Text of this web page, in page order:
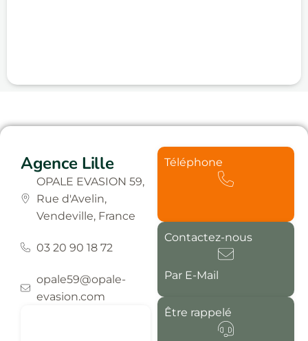
Agence Lille
OPALE EVASION 59,
Rue d'Avelin,
Vendeville, France
03 20 90 18 72
opale59@opale-
evasion.com
Téléphone
Contactez-nous
Par E-Mail
Être rappelé